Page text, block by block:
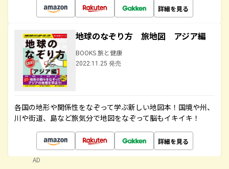
詳細を見る
地球のなぞり方 旅地図 アジア編
BOOKS 旅と健康
2022.11.25 発売
各国の地形や関係性をなぞって学ぶ新しい地図本！国境や州、
川や街道、島など旅気分で地図をなぞって脳もイキイキ！
詳細を見る
AD